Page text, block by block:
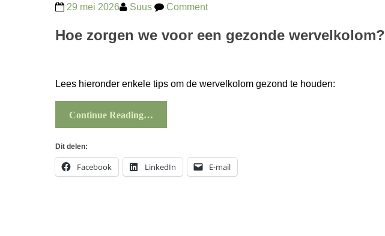
29 mei 2026 Suus Comment
Hoe zorgen we voor een gezonde wervelkolom?
Lees hieronder enkele tips om de wervelkolom gezond te houden:
Continue Reading…
Dit delen:
Facebook LinkedIn E-mail